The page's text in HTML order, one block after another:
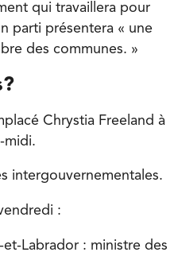
qui travaillera pour
parti présentera « une
des communes. »
Chrystia Freeland à
midi.
intergouvernementales.
:
et-Labrador : ministre des